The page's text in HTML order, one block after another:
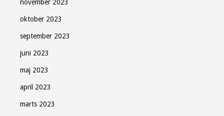
november 2023
oktober 2023
september 2023
juni 2023
maj 2023
april 2023
marts 2023